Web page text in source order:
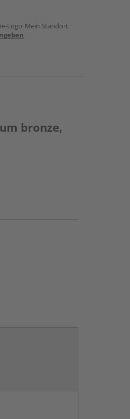
Mein Standort:
bronze,